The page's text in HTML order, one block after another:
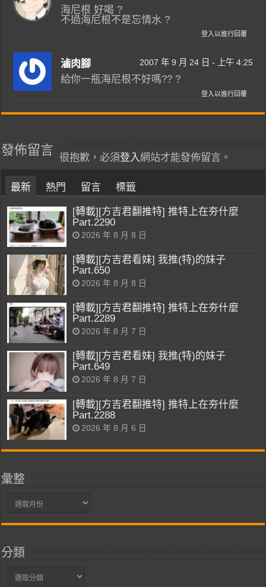
海尼根 好喝 ?
不過海尼根不是忘情水 ?
登入以進行回覆
滷肉腳 2007 年 9 月 24 日 - 上午 4:25
給你一瓶海尼根不好嗎?? ?
登入以進行回覆
發佈留言
很抱歉，必須登入網站才能發佈留言。
最新 熱門 留言 標籤
[轉載][方吉君翻推特] 推特上在夯什麼
Part.2290
2026 年 8 月 8 日
[轉載][方吉君看妹] 我推(特)的妹子
Part.650
2026 年 8 月 8 日
[轉載][方吉君翻推特] 推特上在夯什麼
Part.2289
2026 年 8 月 7 日
[轉載][方吉君看妹] 我推(特)的妹子
Part.649
2026 年 8 月 7 日
[轉載][方吉君翻推特] 推特上在夯什麼
Part.2288
2026 年 8 月 6 日
彙整
彙
分類
分